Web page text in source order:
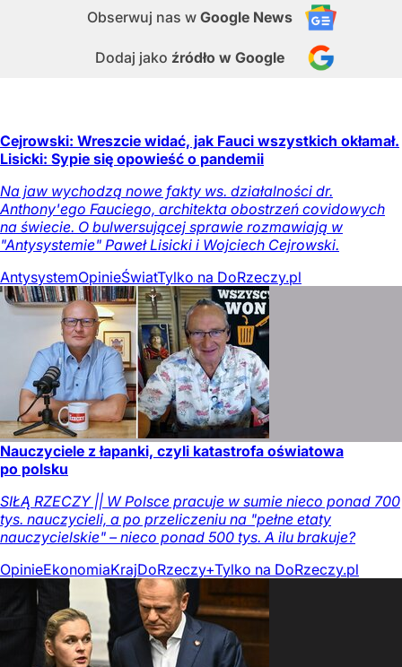
Obserwuj nas w Google News
Dodaj jako źródło w Google
Cejrowski: Wreszcie widać, jak Fauci wszystkich okłamał.
Lisicki: Sypie się opowieść o pandemii
Na jaw wychodzą nowe fakty ws. działalności dr.
Anthony'ego Fauciego, architekta obostrzeń covidowych
na świecie. O bulwersującej sprawie rozmawiają w
"Antysystemie" Paweł Lisicki i Wojciech Cejrowski.
AntysystemOpinieŚwiatTylko na DoRzeczy.pl
Nauczyciele z łapanki, czyli katastrofa oświatowa
po polsku
SIŁĄ RZECZY || W Polsce pracuje w sumie nieco ponad 700
tys. nauczycieli, a po przeliczeniu na "pełne etaty
nauczycielskie" – nieco ponad 500 tys. A ilu brakuje?
OpinieEkonomiaKrajDoRzeczy+Tylko na DoRzeczy.pl